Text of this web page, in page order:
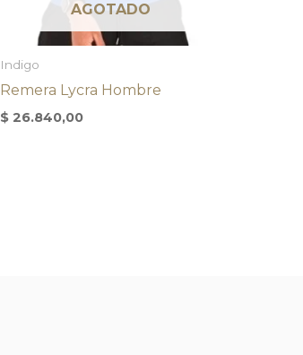
AGOTADO
Indigo
Remera Lycra Hombre
$ 26.840,00